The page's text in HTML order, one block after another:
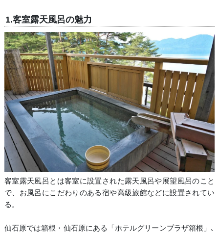
1.客室露天風呂の魅力
客室露天風呂とは客室に設置された露天風呂や展望風呂のこと
で、お風呂にこだわりのある宿や高級旅館などに設置されてい
る。
仙石原では箱根・仙石原にある「ホテルグリーンプラザ箱根」､